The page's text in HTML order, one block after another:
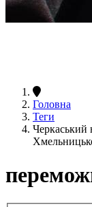
Головна
Теги
Черкаський